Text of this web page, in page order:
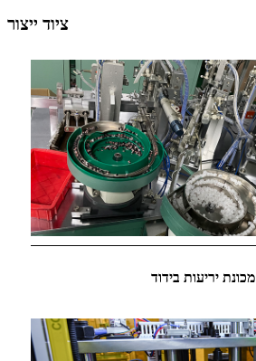
ציוד ייצור
מכונת יריעות בידוד